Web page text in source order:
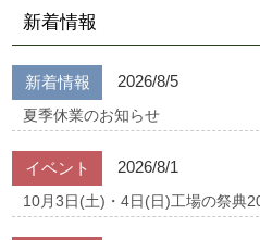
新着情報
新着情報 2026/8/5
夏季休業のお知らせ
イベント 2026/8/1
10月3日(土)・4日(日)工場の祭典